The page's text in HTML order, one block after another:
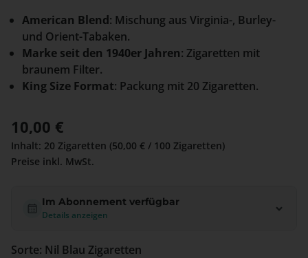
American Blend: Mischung aus Virginia-, Burley-
und Orient-Tabaken.
Marke seit den 1940er Jahren: Zigaretten mit
braunem Filter.
King Size Format: Packung mit 20 Zigaretten.
Regulärer Preis:
10,00 €
Inhalt: 20 Zigaretten (50,00 € / 100 Zigaretten)
Preise inkl. MwSt.
Im Abonnement verfügbar
Details anzeigen
Sorte: Nil Blau Zigaretten